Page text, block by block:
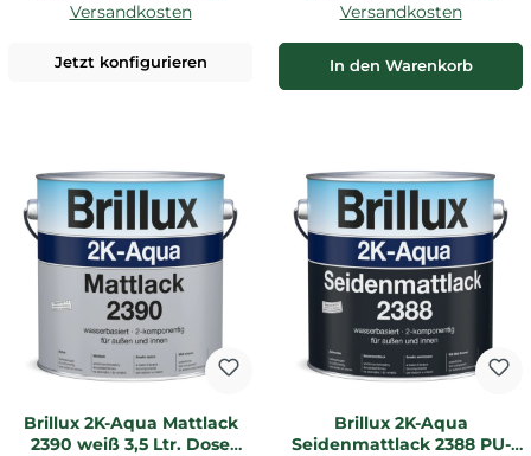
Versandkosten
Jetzt konfigurieren
Versandkosten
In den Warenkorb
Brillux 2K-Aqua Mattlack
2390 weiß 3,5 Ltr. Dose
Brillux 2K-Aqua
Seidenmattlack 2388 PU-